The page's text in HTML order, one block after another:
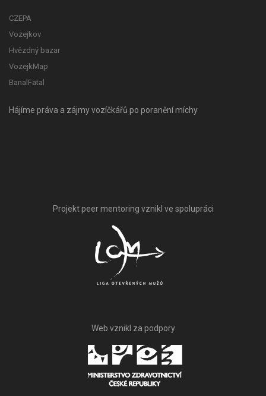
CZEPA
Vozejkov
Hvězdný bazar
VozejkMap
BanalFatal
Hájíme práva a zájmy vozíčkářů po poranění míchy
Projekt peer mentoring vznikl ve spolupráci
Web vznikl za podpory